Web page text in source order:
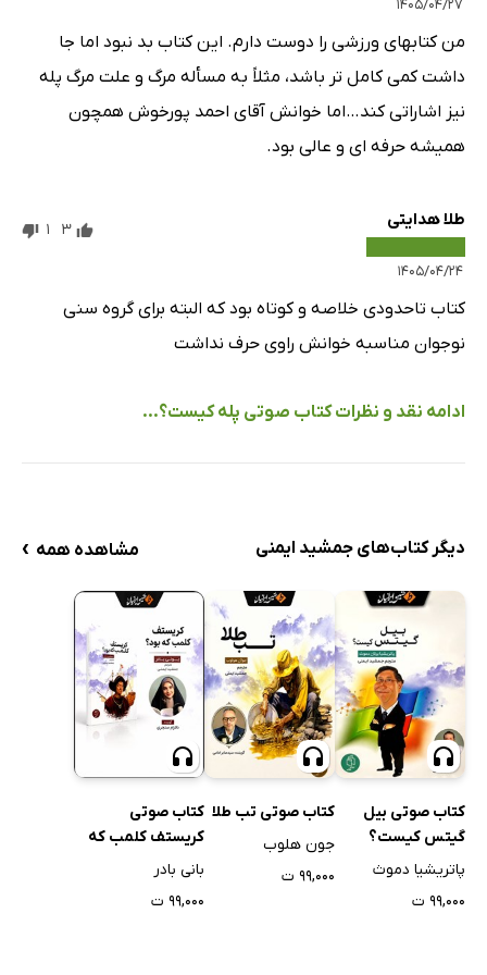
۱۴۰۵/۰۴/۲۷
من کتابهای ورزشی را دوست دارم. این کتاب بد نبود اما جا
داشت کمی کامل تر باشد، مثلاً به مسأله مرگ و علت مرگ پله
نیز اشاراتی کند…اما خوانش آقای احمد پورخوش همچون
همیشه حرفه ای و عالی بود.
طلا هدایتی
۱۴۰۵/۰۴/۲۴
3
1
کتاب تاحدودی خلاصه و کوتاه بود که البته برای گروه سنی
نوجوان مناسبه خوانش راوی حرف نداشت
ادامه نقد و نظرات کتاب صوتی پله کیست؟...
دیگر کتاب‌های جمشید ایمنی مشاهده همه ›
کتاب صوتی بیل
گیتس کیست؟
پاتریشیا دموث
۹۹,۰۰۰ ت
کتاب صوتی تب طلا
جون هلوب
۹۹,۰۰۰ ت
کتاب صوتی
کریستف کلمب که
بود؟
بانی بادر
۹۹,۰۰۰ ت